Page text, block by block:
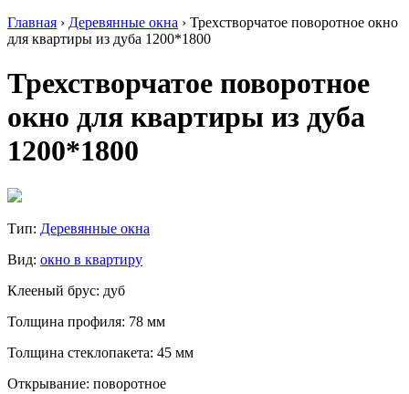
Главная › Деревянные окна › Трехстворчатое поворотное окно
для квартиры из дуба 1200*1800
Трехстворчатое поворотное
окно для квартиры из дуба
1200*1800
Тип: Деревянные окна
Вид: окно в квартиру
Клееный брус: дуб
Толщина профиля: 78 мм
Толщина стеклопакета: 45 мм
Открывание: поворотное